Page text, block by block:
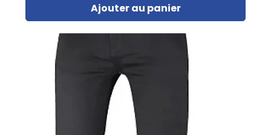
Ajouter au panier